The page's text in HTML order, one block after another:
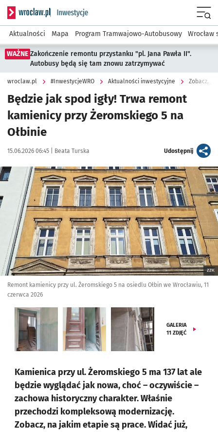
Serwis informacyjny wroclaw.pl podserwis:
Aktualności Mapa Program Tramwajowo-Autobusowy Wrocław
WAŻNE Zakończenie remontu przystanku "pl. Jana Pawła II".
Autobusy będą się tam znowu zatrzymywać
wroclaw.pl #InwestycjeWRO Aktualności inwestycyjne Zobacz,
Będzie jak spod igły! Trwa remont
kamienicy przy Żeromskiego 5 na
Ołbinie
Data publikacji:
15.06.2026 06:45 | Autor:
Beata Turska Udostępnijartykuł
Kliknij, aby zobaczyć galerię
ZZK
Remont kamienicy przy ul. Żeromskiego 5 na osiedlu Ołbin we Wrocławiu, 11
czerwca 2026
GALERIA
11 ZDJĘĆ
Kamienica przy ul. Żeromskiego 5 ma 137 lat ale
będzie wyglądać jak nowa, choć – oczywiście –
zachowa historyczny charakter. Właśnie
przechodzi kompleksową modernizację.
Zobacz, na jakim etapie są prace. Widać już,